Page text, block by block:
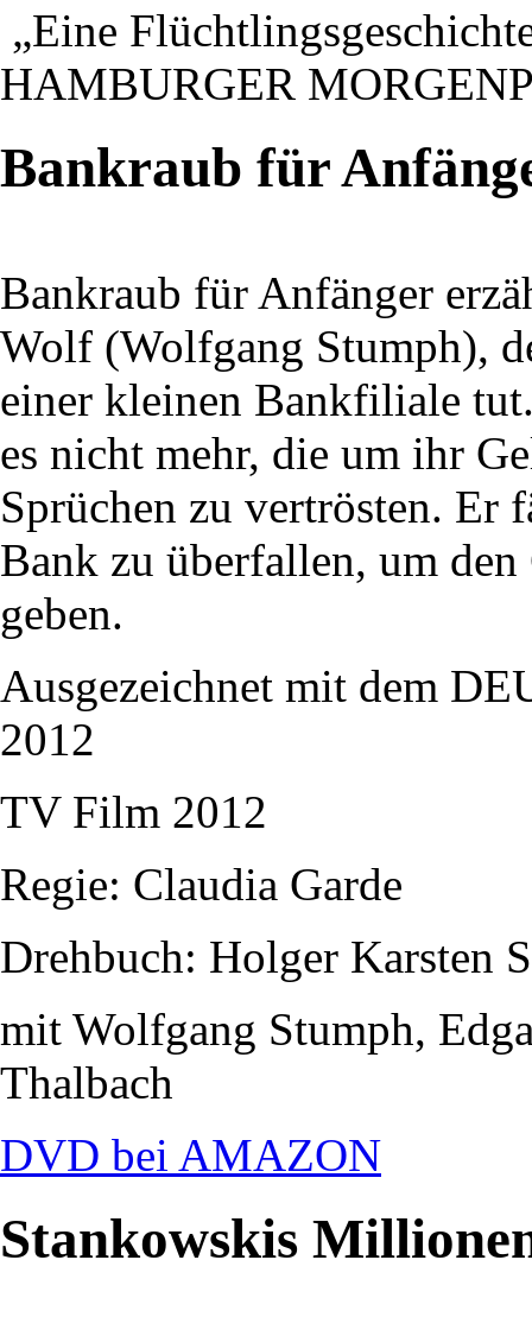
„Eine
HAMBURGER
Bankraub für
Bankraub für Anfänger
Wolf (Wolfgang Stumph),
einer kleinen Bankfiliale
es nicht mehr, die um ihr
Sprüchen zu vertrösten. Er
Bank zu überfallen, um
geben.
Ausgezeichnet mit dem
2012
TV Film 2012
Regie: Claudia Garde
Drehbuch: Holger Karsten
mit Wolfgang Stumph,
Thalbach
DVD bei AMAZON
Stankowskis